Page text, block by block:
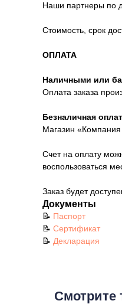
Наши партнеры по
Стоимость, срок
ОПЛАТА
Наличными или
Оплата заказа
Безналичная
Магазин
Счет на оплату
воспользоваться
Заказ будет
Документы
📝 Паспорт
📝 Сертификат
📝 Декларация
Смотрите